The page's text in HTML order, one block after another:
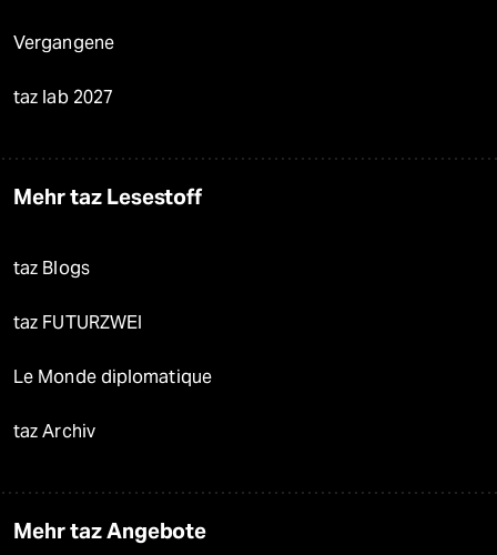
Vergangene
taz lab 2027
Mehr taz Lesestoff
taz Blogs
taz FUTURZWEI
Le Monde diplomatique
taz Archiv
Mehr taz Angebote